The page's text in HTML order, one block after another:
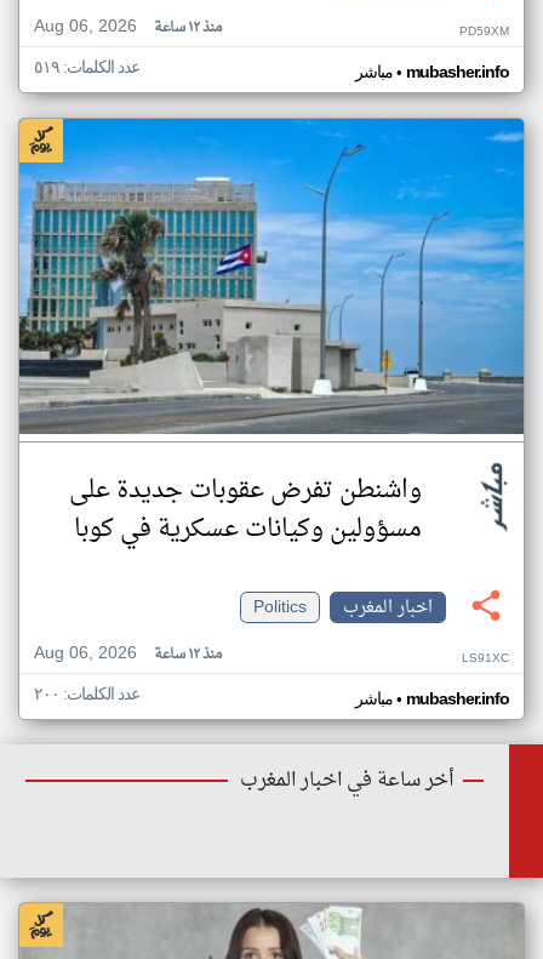
Aug 06, 2026
منذ ١٢ ساعة PD59XM
مباشر• mubasher.info عدد الكلمات: ٥١٩
واشنطن تفرض عقوبات جديدة على
مسؤولين وكيانات عسكرية في كوبا
اخبار المغرب
Politics
Aug 06, 2026
منذ ١٢ ساعة LS91XC
مباشر• mubasher.info عدد الكلمات: ٢٠٠
أخر ساعة في اخبار المغرب